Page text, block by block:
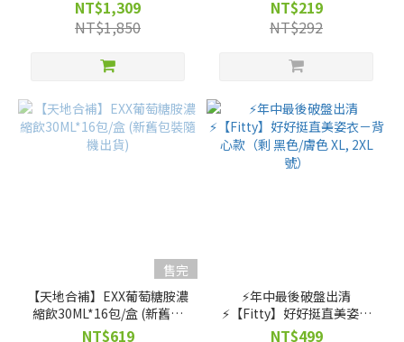
NT$1,309
NT$1,850
NT$219
NT$292
售完
【天地合補】EXX葡萄糖胺濃
縮飲30ML*16包/盒 (新舊包
裝隨機出貨)
NT$619
⚡️年中最後破盤出清
⚡️【Fitty】好好挺直美姿衣
－背心款（剩 黑色/膚色 XL,
NT$499